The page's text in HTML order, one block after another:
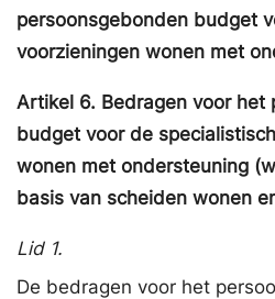
persoonsgebonden budget
voorzieningen wonen met
Artikel 6. Bedragen voor het
budget voor de
wonen met ondersteuning
basis van scheiden wonen
Lid 1.
De bedragen voor het